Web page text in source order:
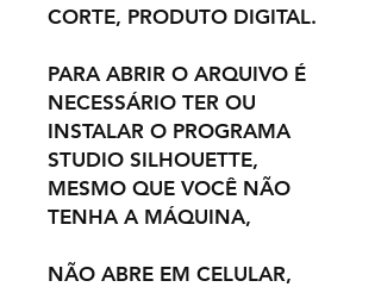
CORTE, PRODUTO DIGITAL.
PARA ABRIR O ARQUIVO É
NECESSÁRIO TER OU
INSTALAR O PROGRAMA
STUDIO SILHOUETTE,
MESMO QUE VOCÊ NÃO
TENHA A MÁQUINA,
NÃO ABRE EM CELULAR,